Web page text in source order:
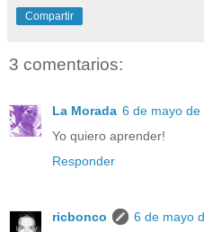
Compartir
3 comentarios:
La Morada 6 de mayo de
Yo quiero aprender!
Responder
ricbonco
6 de mayo